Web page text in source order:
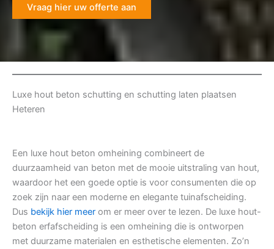
Vraag hier uw offerte aan
Luxe hout beton schutting en schutting laten plaatsen
Heteren
Een luxe hout beton omheining combineert de
duurzaamheid van beton met de mooie uitstraling van hout,
waardoor het een goede optie is voor consumenten die op
zoek zijn naar een moderne en elegante tuinafscheiding.
Dus bekijk hier meer om er meer over te lezen. De luxe hout-
beton erfafscheiding is een omheining die is ontworpen
met duurzame materialen en esthetische elementen. Zo’n